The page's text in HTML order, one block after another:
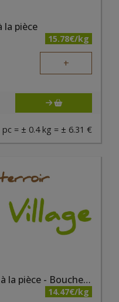
la pièce
15.78€/kg
+
pc = ± 0.4 kg = ± 6.31 €
Escalope / blanc de poulet à la pièce - Boucherie ABC
14.47€/kg